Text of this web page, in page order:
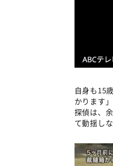
自身も15
かります
探偵は、
て動揺し